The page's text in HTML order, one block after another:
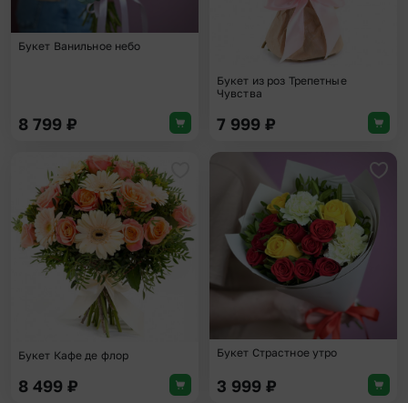
Букет Ванильное небо
8 799 ₽
Букет из роз Трепетные
Чувства
7 999 ₽
Добавить в избранное
Букет Кафе де флор
8 499 ₽
Букет Страстное утро
3 999 ₽